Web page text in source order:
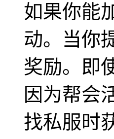
如果你能
动。当你
奖励。即
因为帮会
找私服时